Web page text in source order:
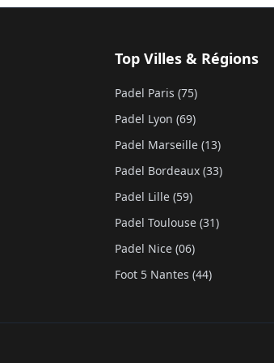
Top Villes & Régions
Padel Paris (75)
Padel Lyon (69)
Padel Marseille (13)
Padel Bordeaux (33)
Padel Lille (59)
Padel Toulouse (31)
Padel Nice (06)
Foot 5 Nantes (44)